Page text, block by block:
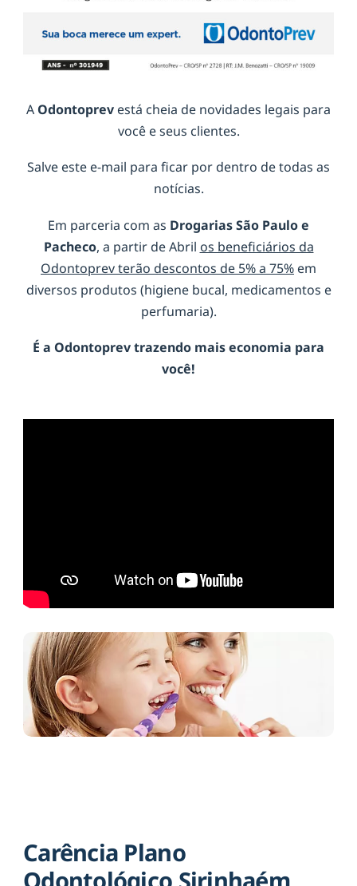
A Odontoprev está cheia de novidades legais para
você e seus clientes.
Salve este e-mail para ficar por dentro de todas as
notícias.
Em parceria com as Drogarias São Paulo e
Pacheco, a partir de Abril os beneficiários da
Odontoprev terão descontos de 5% a 75% em
diversos produtos (higiene bucal, medicamentos e
perfumaria).
É a Odontoprevtrazendo mais economia para
você!
Carência Plano
Odontológico Sirinhaém